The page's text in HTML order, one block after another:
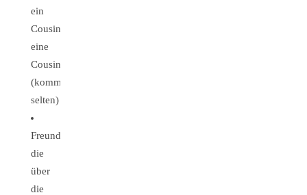
ein
Cousin,
eine
Cousine
(kommentieren
selten)
Freunde,
die
über
die